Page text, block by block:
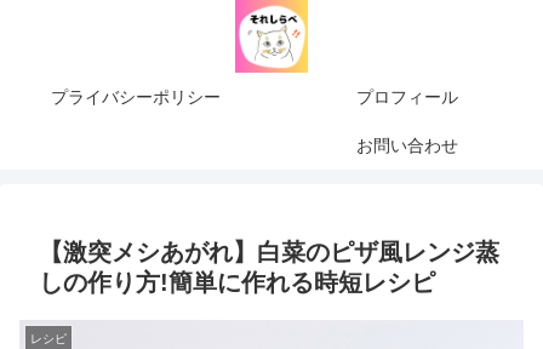
プライバシーポリシー プロフィール
お問い合わせ
【激突メシあがれ】白菜のピザ風レンジ蒸
しの作り方!簡単に作れる時短レシピ
レシピ